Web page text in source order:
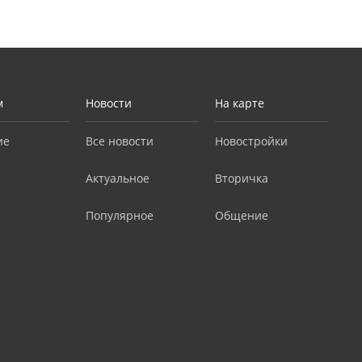
Новости
Все новости
Актуальное
Популярное
На карте
Новостройки
Вторичка
Общение